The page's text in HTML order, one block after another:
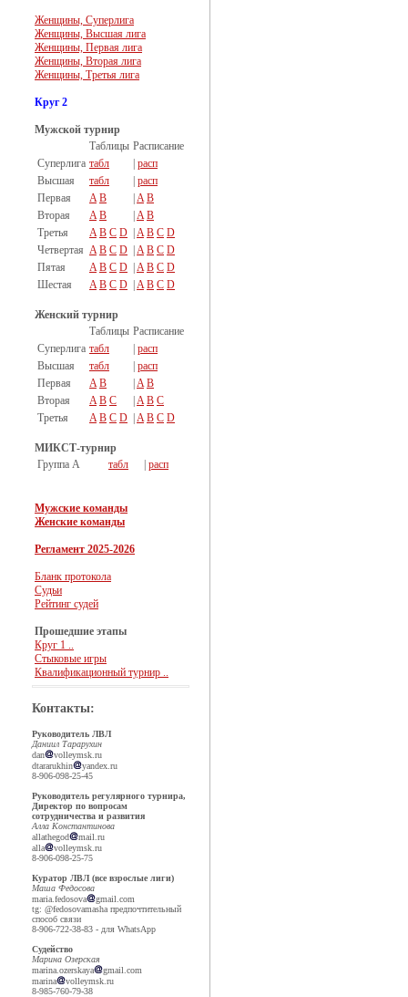
Женщины, Суперлига
Женщины, Высшая лига
Женщины, Первая лига
Женщины, Вторая лига
Женщины, Третья лига
Круг 2
Мужской турнир
Таблицы Расписание
Суперлига табл
расп
Высшая
табл
расп
Первая
A B A B
Вторая
A B A B
Третья
A B C D A B C D
Четвертая A B C D A B C D
Пятая
A B C D A B C D
Шестая
A B C D A B C D
Женский турнир
Таблицы Расписание
Суперлига табл
расп
Высшая
табл
расп
Первая
A B A B
Вторая
A B C A B C
Третья
A B C D A B C D
МИКСТ-турнир
Группа А
табл расп
Мужские команды
Женские команды
Регламент 2025-2026
Бланк протокола
Судьи
Рейтинг судей
Прошедшие этапы
Круг 1 ..
Стыковые игры
Квалификационный турнир ..
Контакты:
Руководитель ЛВЛ
Даниил Тарарухин
dan
volleymsk.ru
dtararukhin
yandex.ru
8-906-098-25-45
Руководитель регулярного турнира,
Директор по вопросам
сотрудничества и развития
Алла Константинова
allathegod
mail.ru
alla
volleymsk.ru
8-906-098-25-75
Куратор ЛВЛ (все взрослые лиги)
Маша Федосова
maria.fedosova
gmail.com
tg: @fedosovamasha предпочтительный
способ связи
8-906-722-38-83 - для WhatsApp
Судейство
Марина Озерская
marina.ozerskaya
gmail.com
marina
volleymsk.ru
8-985-760-79-38